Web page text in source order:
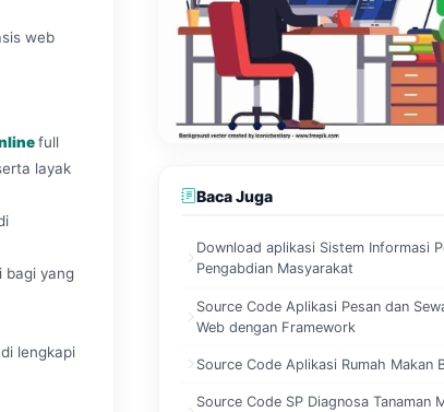
web
full
layak
bagi yang
lengkapi
Baca Juga
Download aplikasi Sistem Informasi
Pengabdian Masyarakat
Source Code Aplikasi Pesan dan
Web dengan Framework
Source Code Aplikasi Rumah Makan
Source Code SP Diagnosa Tanaman